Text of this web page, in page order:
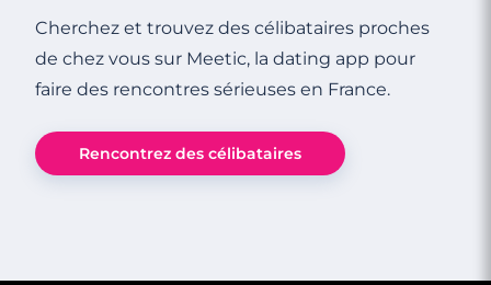
Cherchez et trouvez des célibataires proches
de chez vous sur Meetic, la dating app pour
faire des rencontres sérieuses en France.
Rencontrez des célibataires